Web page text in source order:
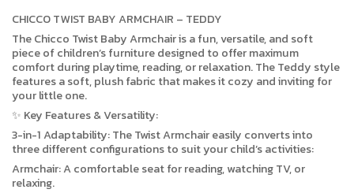
CHICCO TWIST BABY ARMCHAIR – TEDDY
The Chicco Twist Baby Armchair is a fun, versatile, and soft
piece of children’s furniture designed to offer maximum
comfort during playtime, reading, or relaxation. The Teddy style
features a soft, plush fabric that makes it cozy and inviting for
your little one.
✨ Key Features & Versatility:
3-in-1 Adaptability: The Twist Armchair easily converts into
three different configurations to suit your child’s activities:
Armchair: A comfortable seat for reading, watching TV, or
relaxing.